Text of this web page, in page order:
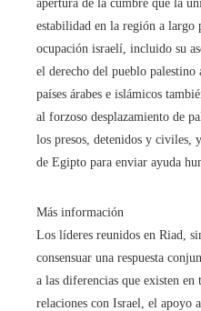
apertura de la cumbre que la
estabilidad en la región a largo
ocupación israelí, incluido su
el derecho del pueblo
países árabes e islámicos
al forzoso desplazamiento de
los presos, detenidos y civiles,
de Egipto para enviar ayuda
Más información
Los líderes reunidos en Riad,
consensuar una respuesta
a las diferencias que existen en
relaciones con Israel, el apoyo